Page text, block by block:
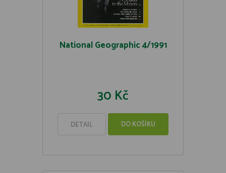
National Geographic 4/1991
30 Kč
DETAIL DO KOŠÍKU